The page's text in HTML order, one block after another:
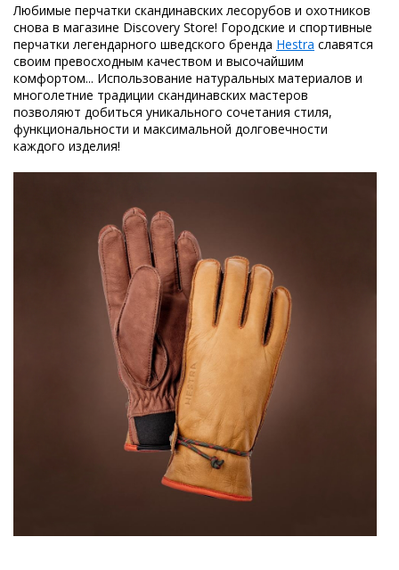
Любимые перчатки скандинавских лесорубов и охотников
снова в магазине Discovery Store! Городские и спортивные
перчатки легендарного шведского бренда Hestra славятся
своим превосходным качеством и высочайшим
комфортом... Использование натуральных материалов и
многолетние традиции скандинавских мастеров
позволяют добиться уникального сочетания стиля,
функциональности и максимальной долговечности
каждого изделия!